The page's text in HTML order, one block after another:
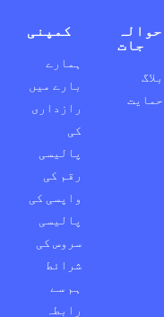
حوالہ
جات
بلاگ
حمایت
کمپنی
ہمارے
بارے میں
رازداری
کی
پالیسی
رقم کی
واپسی کی
پالیسی
سروس کی
شرائط
ہم سے
رابطہ